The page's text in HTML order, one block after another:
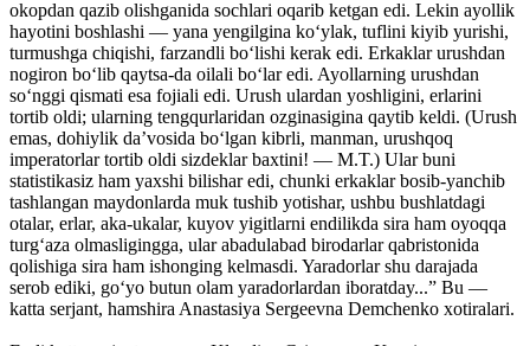
okopdan qazib olishganida sochlari oqarib ketgan edi. Lekin ayollik
hayotini boshlashi — yana yengilgina ko‘ylak, tuflini kiyib yurishi,
turmushga chiqishi, farzandli bo‘lishi kerak edi. Erkaklar urushdan
nogiron bo‘lib qaytsa-da oilali bo‘lar edi. Ayollarning urushdan
so‘nggi qismati esa fojiali edi. Urush ulardan yoshligini, erlarini
tortib oldi; ularning tengqurlaridan ozginasigina qaytib keldi. (Urush
emas, dohiylik da’vosida bo‘lgan kibrli, manman, urushqoq
imperatorlar tortib oldi sizdeklar baxtini! — M.T.) Ular buni
statistikasiz ham yaxshi bilishar edi, chunki erkaklar bosib-yanchib
tashlangan maydonlarda muk tushib yotishar, ushbu bushlatdagi
otalar, erlar, aka-ukalar, kuyov yigitlarni endilikda sira ham oyoqqa
turg‘aza olmasligingga, ular abadulabad birodarlar qabristonida
qolishiga sira ham ishonging kelmasdi. Yaradorlar shu darajada
serob ediki, go‘yo butun olam yaradorlardan iboratday...” Bu —
katta serjant, hamshira Anastasiya Sergeevna Demchenko xotiralari.